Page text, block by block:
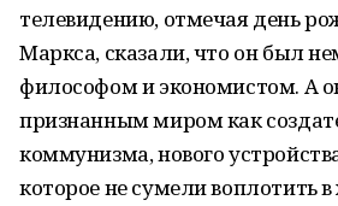
телевидению, отмечая день
Маркса, сказали, что он был
философом и экономистом. А
признанным миром как
коммунизма, нового
которое не сумели воплотить